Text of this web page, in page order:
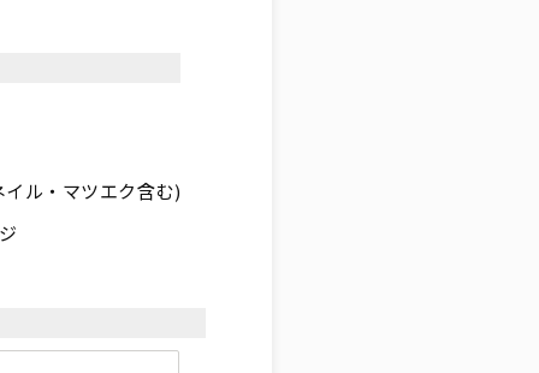
ル・マツエク含む)